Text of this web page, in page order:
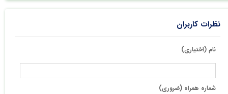
نظرات کاربران
نام (اختیاری)
شماره همراه (ضروری)